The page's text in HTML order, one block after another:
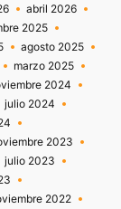
abril 2026
2025
agosto 2025
marzo 2025
2024
julio 2024
2023
julio 2023
2022